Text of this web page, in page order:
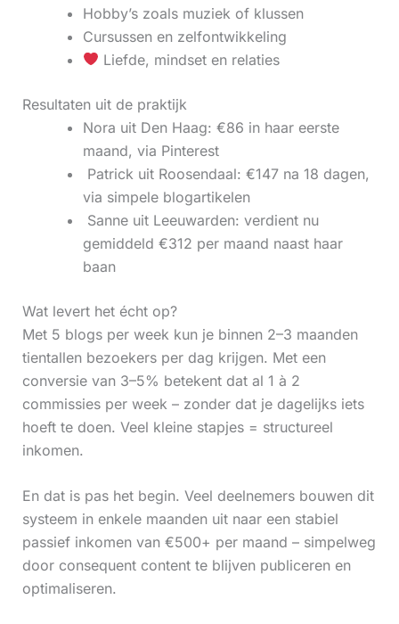
Hobby’s zoals muziek of klussen
Cursussen en zelfontwikkeling
Liefde, mindset en relaties
Resultaten uit de praktijk
Nora uit Den Haag: €86 in haar eerste
maand, via Pinterest
‍ Patrick uit Roosendaal: €147 na 18 dagen,
via simpele blogartikelen
‍ Sanne uit Leeuwarden: verdient nu
gemiddeld €312 per maand naast haar
baan
Wat levert het écht op?
Met 5 blogs per week kun je binnen 2–3 maanden
tientallen bezoekers per dag krijgen. Met een
conversie van 3–5% betekent dat al 1 à 2
commissies per week – zonder dat je dagelijks iets
hoeft te doen. Veel kleine stapjes = structureel
inkomen.
En dat is pas het begin. Veel deelnemers bouwen dit
systeem in enkele maanden uit naar een stabiel
passief inkomen van €500+ per maand – simpelweg
door consequent content te blijven publiceren en
optimaliseren.